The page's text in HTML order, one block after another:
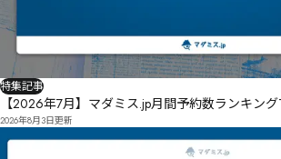
特集記事
【2026年7月】マダミス.jp月間予約数ランキン
2026年8月3日更新